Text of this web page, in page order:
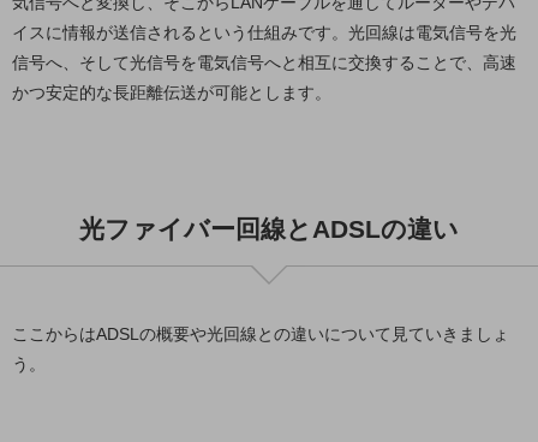
製品TOP
ビジネス向けスマートフォン
タフネススマートフォン
5G対応ホームルーター
IOT完了済みメーカーブランド製品
イスに情報が送信されるという仕組みです。光回線は電気信号を光
信号へ、そして光信号を電気信号へと相互に交換することで、高速
かつ安定的な長距離伝送が可能とします。
光ファイバー回線とADSLの違い
ここからはADSLの概要や光回線との違いについて見ていきましょ
う。